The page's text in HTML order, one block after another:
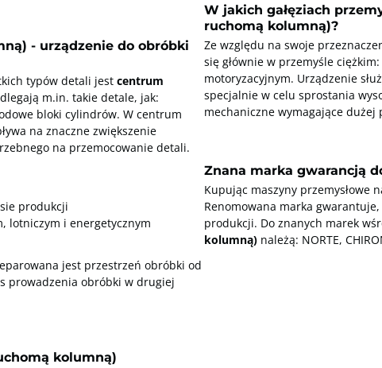
- urządzenie do obróbki
typów detali jest centrum
m.in. takie detale, jak:
bloki cylindrów. W centrum
na znaczne zwiększenie
na przemocowanie detali.
produkcji
lotniczym i energetycznym
jest przestrzeń obróbki od
prowadzenia obróbki w drugiej
kolumną)
W jakich gałęziach
ruchomą kolumną)?
Ze względu na swoje
się głównie w przemyśle
motoryzacyjnym. Urządzenie
specjalnie w celu sprostania
mechaniczne wymagające
Znana marka gwarancją
Kupując maszyny przemysłowe
Renomowana marka
produkcji. Do znanych marek
kolumną) należą: NORTE,